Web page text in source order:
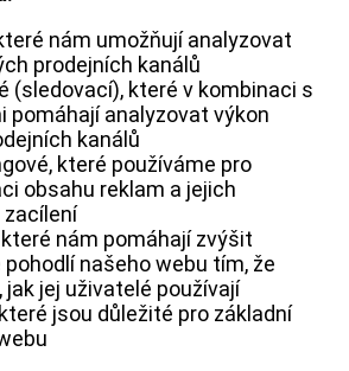
nám umožňují analyzovat
prodejních kanálů
(sledovací), které v kombinaci s
pomáhají analyzovat výkon
kanálů
které používáme pro
obsahu reklam a jejich
nám pomáhají zvýšit
našeho webu tím, že
jak jej uživatelé používají
jsou důležité pro základní